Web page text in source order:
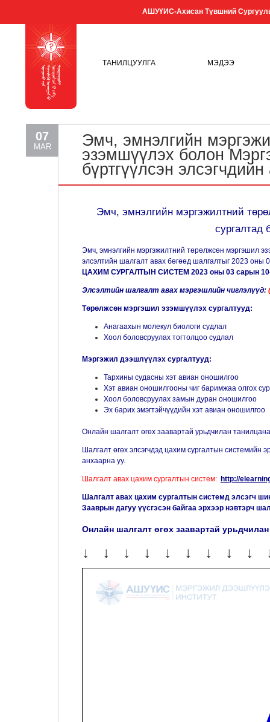
АШУҮИС-Ахисан Түвшний
ТАНИЛЦУУЛГА МЭДЭЭ
07
MAR
Эмч, эмнэлгийн
эзэмшүүлэх болон
бүртгүүлсэн
Эмч, эмнэлгийн мэргэжилтний
сургалтад
Эмч, эмнэлгийн мэргэжилтний төрөлжсөн мэргэшил
элсэлтийн шалгалт авах бөгөөд шалгалтыг 2023 оны
ЦАХИМ СУРГАЛТЫН СИСТЕМ 2023 оны 03 сарын 10-
Элсэлтийн шалгалт авах мэргэшлийн чиглэлүүд:
Төрөлжсөн мэргэшил эзэмшүүлэх сургалтууд:
Анагаахын молекул биологи судлал
Хоол боловсруулах тогтолцоо судлал
Мэргэжил дээшлүүлэх сургалтууд:
Тархины судасны хэт авиан оношилгоо
Хэт авиан оношилгооны чиг баримжаа олгох
Хоол боловсруулах замын дуран оношилгоо
Эх барих эмэгтэйчүүдийн хэт авиан оношилгоо
Онлайн шалгалт өгөх заавартай урьдчилан
Шалгалт өгөх элсэгчдэд цахим сургалтын системийн
анхаарна уу.
Шалгалт авах цахим сургалтын систем: http://
Шалгалт авах цахим сургалтын системд элсэгч
Зааврын дагуу үүсгэсэн байгаа эрхээр нэвтэрч
Онлайн шалгалт өгөх заавартай урьдчилан
↓ ↓ ↓ ↓ ↓ ↓ ↓ ↓ ↓